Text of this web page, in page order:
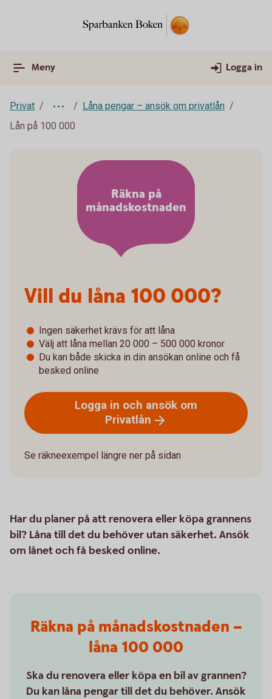
Meny Logga in
Privat
Låna pengar – ansök om privatlån
Lån på 100 000
Vill du låna­­ 100 000?
Ingen säkerhet krävs för att låna
Välj att låna mellan 20 000 – 500 000 kronor
Du kan både skicka in din ansökan online och få
besked online
Logga in och ansök om
Privatlån
Se räkneexempel längre ner på sidan
Räkna på
månadskostnaden
Har du planer på att renovera eller köpa grannens
bil? Låna till det du behöver utan säkerhet. Ansök
om lånet och få besked online.
Räkna på månadskostnaden –
låna 100 000
Ska du renovera eller köpa en bil av grannen?
Du kan låna pengar till det du behöver. Ansök